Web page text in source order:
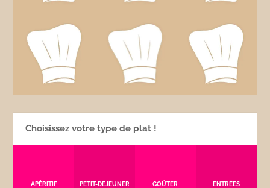
Choisissez votre type de plat !
APÉRITIF PETIT-DÉJEUNER GOÛTER ENTRÉES